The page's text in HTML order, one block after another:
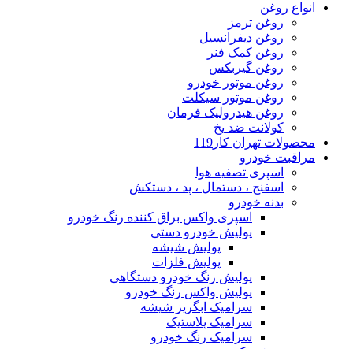
انواع روغن
روغن ترمز
روغن دیفرانسیل
روغن کمک فنر
روغن گیربکس
روغن موتور خودرو
روغن موتور سیکلت
روغن هیدرولیک فرمان
کولانت ضد یخ
محصولات تهران کار119
مراقبت خودرو
اسپری تصفیه هوا
اسفنج ، دستمال ، پد ، دستکش
بدنه خودرو
اسپری واکس براق کننده رنگ خودرو
پولیش خودرو دستی
پولیش شیشه
پولیش فلزات
پولیش رنگ خودرو دستگاهی
پولیش واکس رنگ خودرو
سرامیک ابگریز شیشه
سرامیک پلاستیک
سرامیک رنگ خودرو